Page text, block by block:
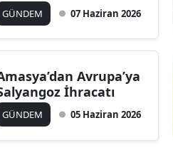
GÜNDEM 07 Haziran 2026
Avrupa’ya
İhracatı
GÜNDEM 05 Haziran 2026